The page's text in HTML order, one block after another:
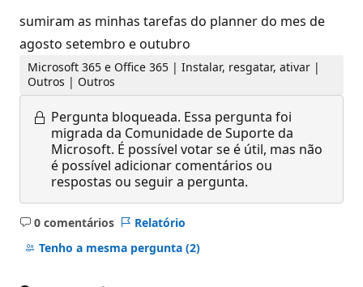
sumiram as minhas tarefas do planner do mes de
agosto setembro e outubro
Microsoft 365 e Office 365 | Instalar, resgatar, ativar |
Outros | Outros
Pergunta bloqueada. Essa pergunta foi
migrada da Comunidade de Suporte da
Microsoft. É possível votar se é útil, mas não
é possível adicionar comentários ou
respostas ou seguir a pergunta.
0 comentários
Sem
comentários
Relatório
Tenho a mesma pergunta (2)